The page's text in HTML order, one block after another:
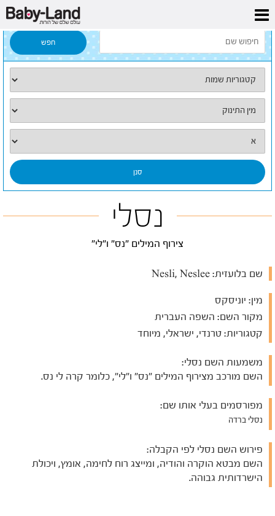
דף הבית
נסלי
צירוף המילים "נס" ו"לי"
שם בלועזית:
מין: יוניסקס
מקור השם: השפה העברית
קטגוריות: טרנדי, ישראלי, מיוחד
משמעות השם נסלי:
השם מורכב מצירוף המילים "נס" ו"לי", כלומר קרה לי נס.
מפורסמים בעלי אותו שם:
נסלי ברדה
פירוש השם נסלי לפי הקבלה:
השם מבטא הוקרה והודיה, ומייצג רוח לחימה, אומץ, ויכולת
הישרדותית גבוהה.